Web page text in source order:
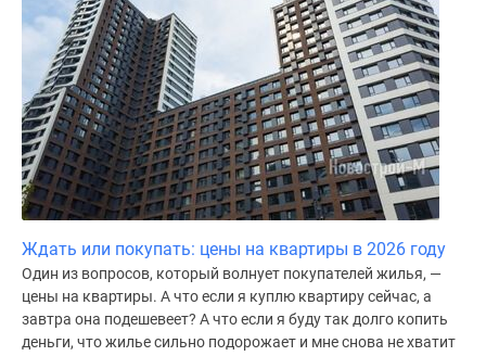
Ждать или покупать: цены на квартиры в 2026 году
Один из вопросов, который волнует покупателей жилья, —
цены на квартиры. А что если я куплю квартиру сейчас, а
завтра она подешевеет? А что если я буду так долго копить
деньги, что жилье сильно подорожает и мне снова не хватит